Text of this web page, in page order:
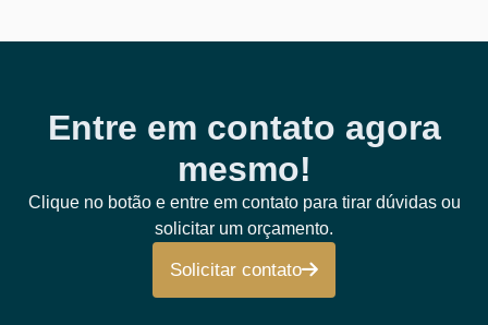
Entre em contato agora
mesmo!
Clique no botão e entre em contato para tirar dúvidas ou
solicitar um orçamento.
Solicitar contato